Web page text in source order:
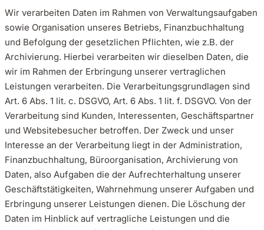
Wir verarbeiten Daten im Rahmen von Verwaltungsaufgaben
sowie Organisation unseres Betriebs, Finanzbuchhaltung
und Befolgung der gesetzlichen Pflichten, wie z.B. der
Archivierung. Hierbei verarbeiten wir dieselben Daten, die
wir im Rahmen der Erbringung unserer vertraglichen
Leistungen verarbeiten. Die Verarbeitungsgrundlagen sind
Art. 6 Abs. 1 lit. c. DSGVO, Art. 6 Abs. 1 lit. f. DSGVO. Von der
Verarbeitung sind Kunden, Interessenten, Geschäftspartner
und Websitebesucher betroffen. Der Zweck und unser
Interesse an der Verarbeitung liegt in der Administration,
Finanzbuchhaltung, Büroorganisation, Archivierung von
Daten, also Aufgaben die der Aufrechterhaltung unserer
Geschäftstätigkeiten, Wahrnehmung unserer Aufgaben und
Erbringung unserer Leistungen dienen. Die Löschung der
Daten im Hinblick auf vertragliche Leistungen und die